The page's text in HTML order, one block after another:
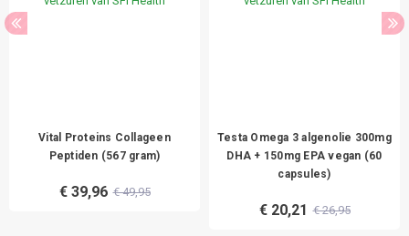
Vital Proteins Collageen
Peptiden (567 gram)
€ 39,96 € 49,95
Testa Omega 3 algenolie 300mg
DHA + 150mg EPA vegan (60
capsules)
€ 20,21 € 26,95